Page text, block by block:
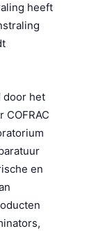
heeft
door het
COFRAC
en